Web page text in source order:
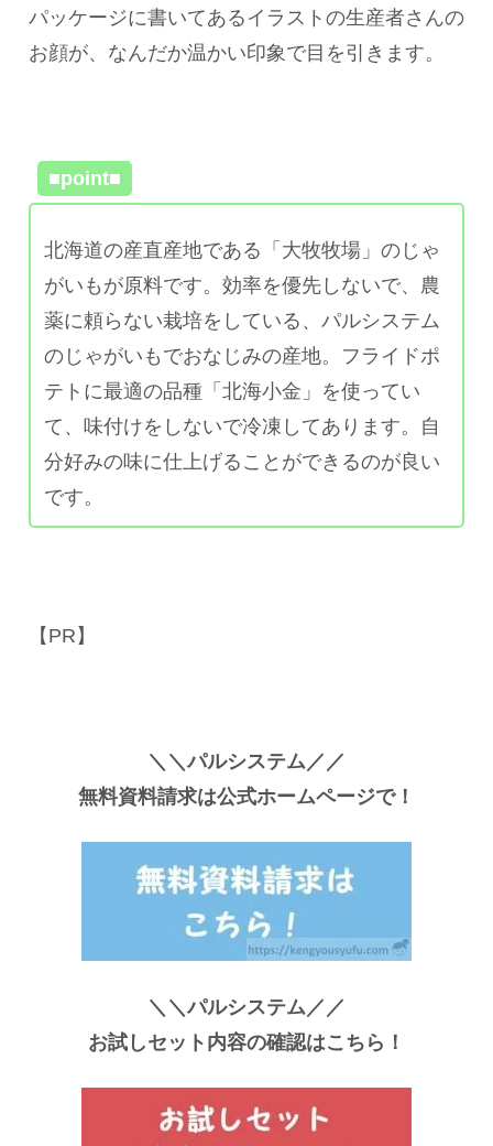
パッケージに書いてあるイラストの生産者さんの
お顔が、なんだか温かい印象で目を引きます。
■point■
北海道の産直産地である「大牧牧場」のじゃ
がいもが原料です。 効率を優先しないで、農
薬に頼らない栽培をしている、パルシステム
のじゃがいもでおなじみの産地。フライドポ
テトに最適の品種「北海小金」を使ってい
て、味付けをしないで冷凍してあります。自
分好みの味に仕上げることができるのが良い
です。
【PR】
＼＼パルシステム／／
無料資料請求は公式ホームページで！
＼＼パルシステム／／
お試しセット内容の確認はこちら！